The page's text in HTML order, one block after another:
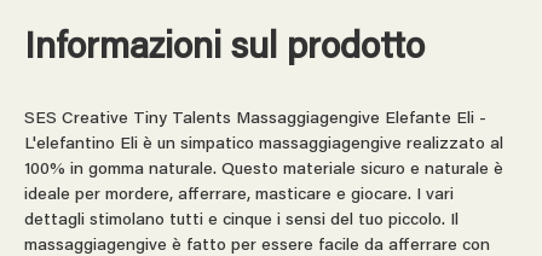
Informazioni sul prodotto
SES Creative Tiny Talents Massaggiagengive Elefante Eli -
L'elefantino Eli è un simpatico massaggiagengive realizzato al
100% in gomma naturale. Questo materiale sicuro e naturale è
ideale per mordere, afferrare, masticare e giocare. I vari
dettagli stimolano tutti e cinque i sensi del tuo piccolo. Il
massaggiagengive è fatto per essere facile da afferrare con